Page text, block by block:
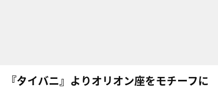
『タイバニ』よりオリオン座をモチーフに